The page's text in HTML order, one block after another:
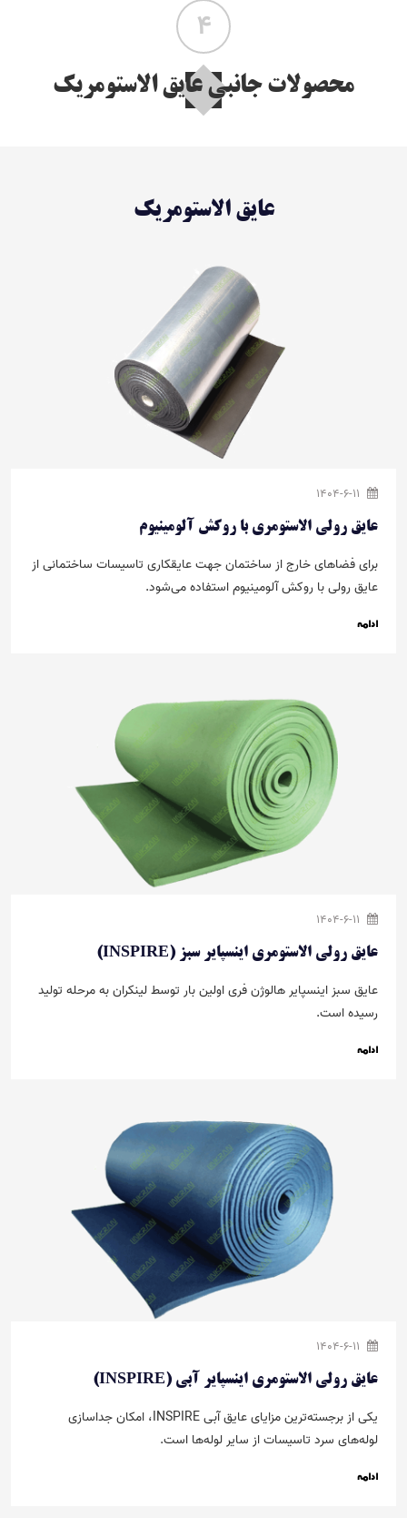
4
محصولات جانبی عایق الاستومریک
عایق الاستومریک
عایق رولی الاستومری با روکش آلومینیوم
برای فضاهای خارج از ساختمان جهت عایق­کاری تاسیسات ساختمانی از
عایق رولی با روکش­ آلومینیوم استفاده می­‌شود.
ادامه
عایق رولی الاستومری اینسپایر سبز (INSPIRE)
عایق سبز اینسپایر هالوژن فری اولین بار توسط لینکران به مرحله تولید
رسیده است.
ادامه
عایق رولی الاستومری اینسپایر آبی (INSPIRE)
یکی از برجسته‌ترین مزایای عایق آبی INSPIRE، امکان جداسازی
لوله‌های سرد تاسیسات از سایر لوله‌ها است.
ادامه